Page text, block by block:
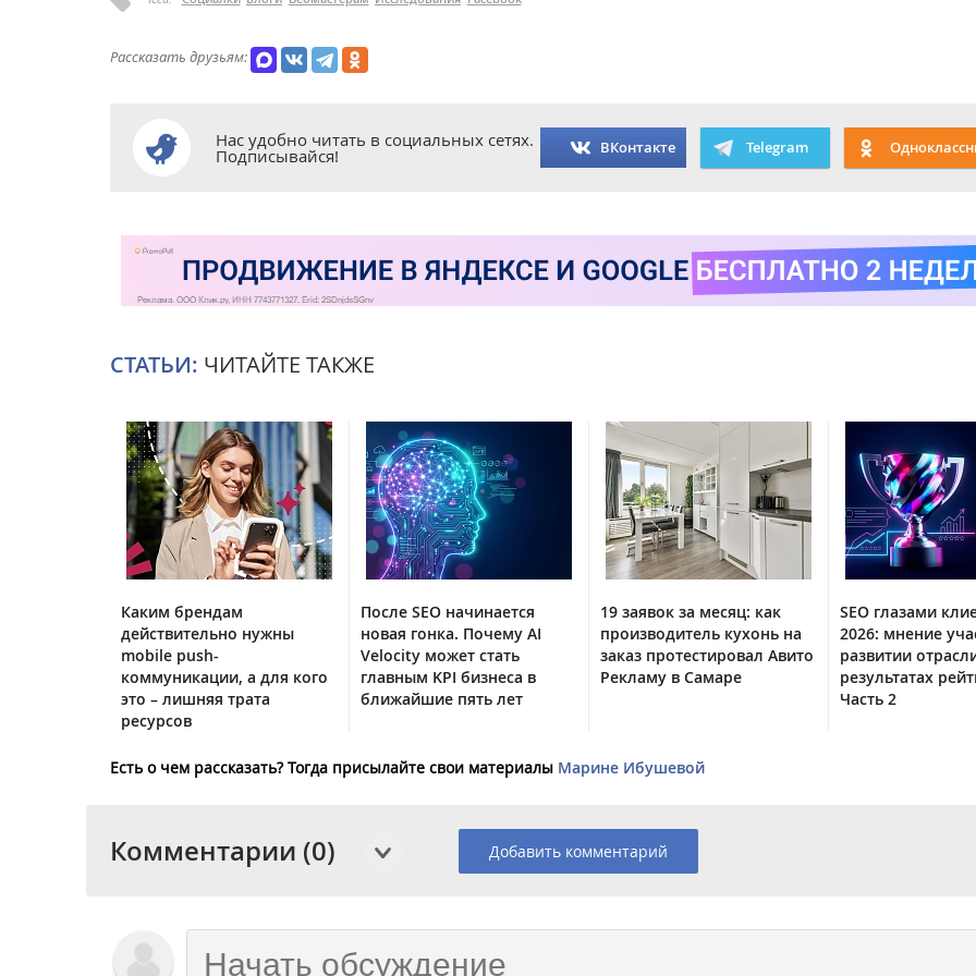
Рассказать друзьям:
Нас удобно читать в социальных сетях.
Подписывайся! ВКонтакте Telegram
СТАТЬИ: ЧИТАЙТЕ ТАКЖЕ
Каким брендам
действительно нужны
mobile push-
коммуникации, а для кого
это – лишняя трата
ресурсов
После SEO начинается
новая гонка. Почему AI
Velocity может стать
главным KPI бизнеса в
ближайшие пять лет
19 заявок за месяц: как
производитель кухонь на
заказ протестировал Авито
Рекламу в Самаре
SEO глазами
2026: мнение
развитии
результатах
Часть 2
Есть о чем рассказать? Тогда присылайте свои материалы Марине Ибушевой
Комментарии (0) Добавить комментарий